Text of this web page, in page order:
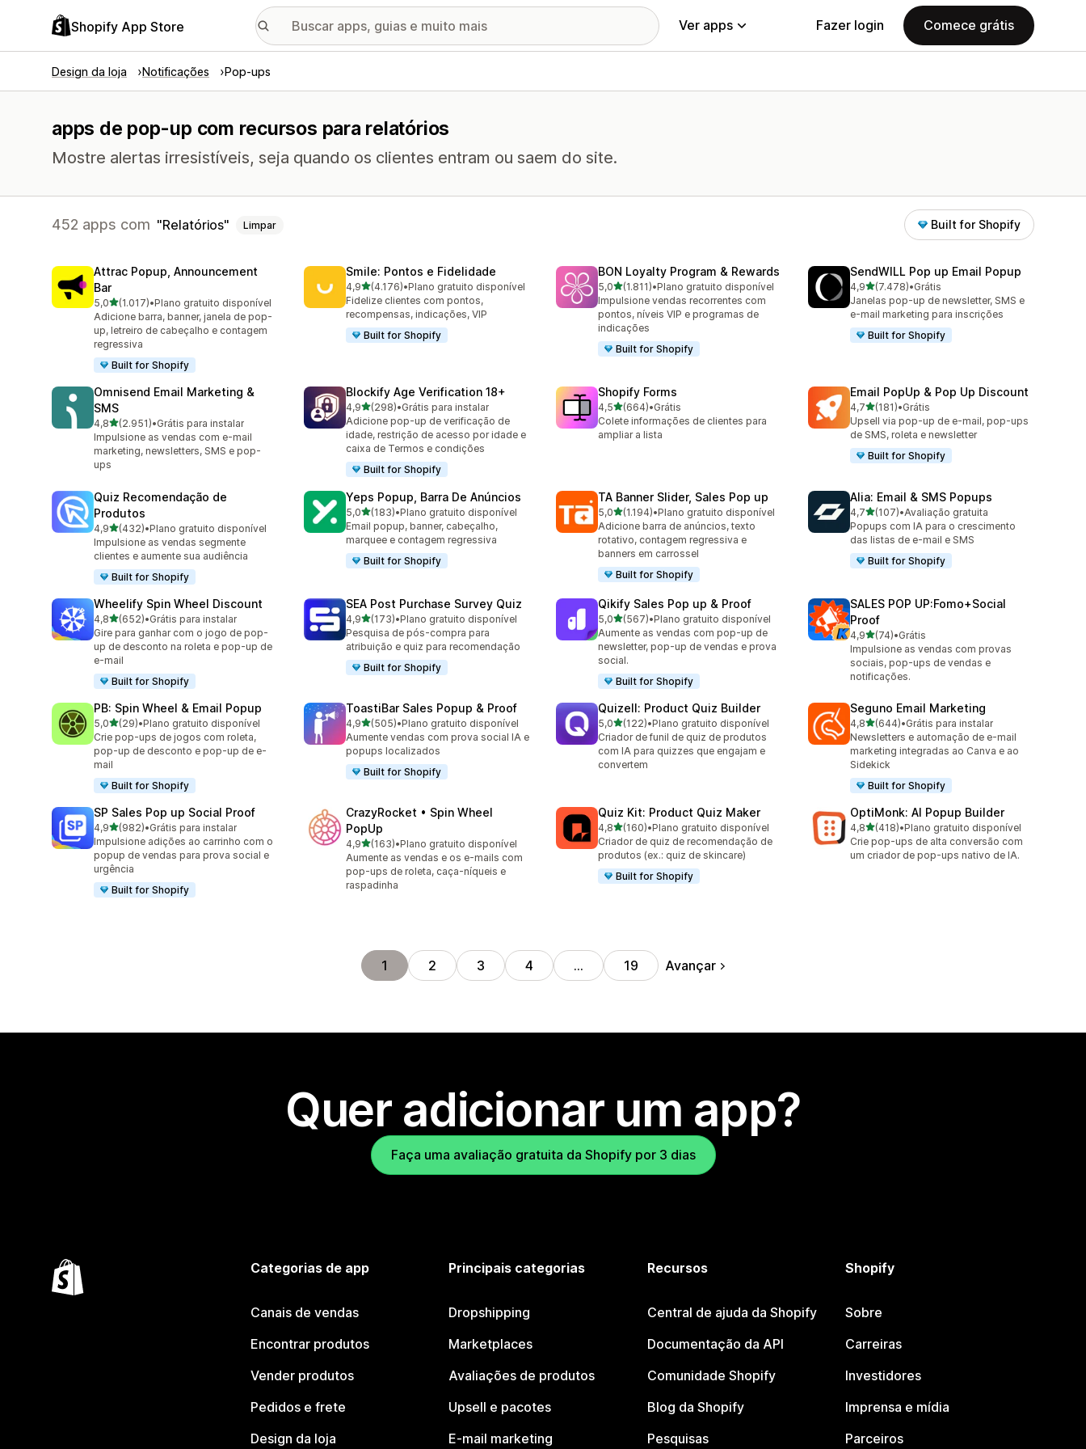
Shopify App Store Ver apps Fazer login Comece grátis
Design da loja Notificações Pop-ups
apps de pop-up com recursos para relatórios
Mostre alertas irresistíveis, seja quando os clientes entram ou saem do site.
452 apps com Relatórios Limpar Built for Shopify
Attrac Popup, Announcement
Bar
5,0de 5 estrelas
(1.017)
1017 avaliações ao todo
•Plano gratuito disponível
Adicione barra, banner, janela de pop-
up, letreiro de cabeçalho e contagem
regressiva
Built for Shopify
Smile: Pontos e Fidelidade
4,9de 5 estrelas
(4.176)
4176 avaliações ao todo
•Plano gratuito disponível
Fidelize clientes com pontos,
recompensas, indicações, VIP
Built for Shopify
BON Loyalty Program & Rewards
5,0de 5 estrelas
(1.811)
1811 avaliações ao todo
•Plano gratuito disponível
Impulsione vendas recorrentes com
pontos, níveis VIP e programas de
indicações
Built for Shopify
SendWILL Pop up Email Popup
4,9de 5 estrelas
(7.478)
7478 avaliações ao todo
•Grátis
Janelas pop-up de newsletter, SMS e
e-mail marketing para inscrições
Built for Shopify
Omnisend Email Marketing &
SMS
4,8de 5 estrelas
(2.951)
2951 avaliações ao todo
•Grátis para instalar
Impulsione as vendas com e-mail
marketing, newsletters, SMS e pop-
ups
Blockify Age Verification 18+
4,9de 5 estrelas
(298)
298 avaliações ao todo
•Grátis para instalar
Adicione pop-up de verificação de
idade, restrição de acesso por idade e
caixa de Termos e condições
Built for Shopify
Shopify Forms
4,5de 5 estrelas
(664)
664 avaliações ao todo
•Grátis
Colete informações de clientes para
ampliar a lista
Email PopUp & Pop Up Discount
4,7de 5 estrelas
(181)
181 avaliações ao todo
•Grátis
Upsell via pop-up de e-mail, pop-ups
de SMS, roleta e newsletter
Built for Shopify
Quiz Recomendação de
Produtos
4,9de 5 estrelas
(432)
432 avaliações ao todo
•Plano gratuito disponível
Impulsione as vendas segmente
clientes e aumente sua audiência
Built for Shopify
Yeps Popup, Barra De Anúncios
5,0de 5 estrelas
(183)
183 avaliações ao todo
•Plano gratuito disponível
Email popup, banner, cabeçalho,
marquee e contagem regressiva
Built for Shopify
TA Banner Slider, Sales Pop up
5,0de 5 estrelas
(1.194)
1194 avaliações ao todo
•Plano gratuito disponível
Adicione barra de anúncios, texto
rotativo, contagem regressiva e
banners em carrossel
Built for Shopify
Alia: Email & SMS Popups
4,7de 5 estrelas
(107)
107 avaliações ao todo
•Avaliação gratuita
Popups com IA para o crescimento
das listas de e-mail e SMS
Built for Shopify
Wheelify Spin Wheel Discount
4,8de 5 estrelas
(652)
652 avaliações ao todo
•Grátis para instalar
Gire para ganhar com o jogo de pop-
up de desconto na roleta e pop-up de
e-mail
Built for Shopify
SEA Post Purchase Survey Quiz
4,9de 5 estrelas
(173)
173 avaliações ao todo
•Plano gratuito disponível
Pesquisa de pós-compra para
atribuição e quiz para recomendação
Built for Shopify
Qikify Sales Pop up & Proof
5,0de 5 estrelas
(567)
567 avaliações ao todo
•Plano gratuito disponível
Aumente as vendas com pop-up de
newsletter, pop-up de vendas e prova
social.
Built for Shopify
SALES POP UP:Fomo+Social
Proof
4,9de 5 estrelas
(74)
74 avaliações ao todo
•Grátis
Impulsione as vendas com provas
sociais, pop-ups de vendas e
notificações.
PB: Spin Wheel & Email Popup
5,0de 5 estrelas
(29)
29 avaliações ao todo
•Plano gratuito disponível
Crie pop-ups de jogos com roleta,
pop-up de desconto e pop-up de e-
mail
Built for Shopify
ToastiBar Sales Popup & Proof
4,9de 5 estrelas
(505)
505 avaliações ao todo
•Plano gratuito disponível
Aumente vendas com prova social IA e
popups localizados
Built for Shopify
Quizell: Product Quiz Builder
5,0de 5 estrelas
(122)
122 avaliações ao todo
•Plano gratuito disponível
Criador de funil de quiz de produtos
com IA para quizzes que engajam e
convertem
Seguno Email Marketing
4,8de 5 estrelas
(644)
644 avaliações ao todo
•Grátis para instalar
Newsletters e automação de e-mail
marketing integradas ao Canva e ao
Sidekick
Built for Shopify
SP Sales Pop up Social Proof
4,9de 5 estrelas
(982)
982 avaliações ao todo
•Grátis para instalar
Impulsione adições ao carrinho com o
popup de vendas para prova social e
urgência
Built for Shopify
CrazyRocket • Spin Wheel
PopUp
4,9de 5 estrelas
(163)
163 avaliações ao todo
•Plano gratuito disponível
Aumente as vendas e os e-mails com
pop-ups de roleta, caça-níqueis e
raspadinha
Quiz Kit: Product Quiz Maker
4,8de 5 estrelas
(160)
160 avaliações ao todo
•Plano gratuito disponível
Criador de quiz de recomendação de
produtos (ex.: quiz de skincare)
Built for Shopify
OptiMonk: AI Popup Builder
4,8de 5 estrelas
(418)
418 avaliações ao todo
•Plano gratuito disponível
Crie pop-ups de alta conversão com
um criador de pop-ups nativo de IA.
1 2 3 4 … 19 Avançar
Quer adicionar um app?
Faça uma avaliação gratuita da Shopify por 3 dias
Categorias de app
Canais de vendas
Encontrar produtos
Vender produtos
Pedidos e frete
Design da loja
Principais categorias
Dropshipping
Marketplaces
Avaliações de produtos
Upsell e pacotes
E-mail marketing
Recursos
Central de ajuda da Shopify
Documentação da API
Comunidade Shopify
Blog da Shopify
Pesquisas
Shopify
Sobre
Carreiras
Investidores
Imprensa e mídia
Parceiros